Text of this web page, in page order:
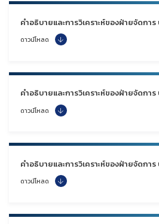
คำอธิบายและการวิเคราะห์ของฝ่ายจัดกา
ดาวน์โหลด
คำอธิบายและการวิเคราะห์ของฝ่ายจัดกา
ดาวน์โหลด
คำอธิบายและการวิเคราะห์ของฝ่ายจัดการ
ดาวน์โหลด